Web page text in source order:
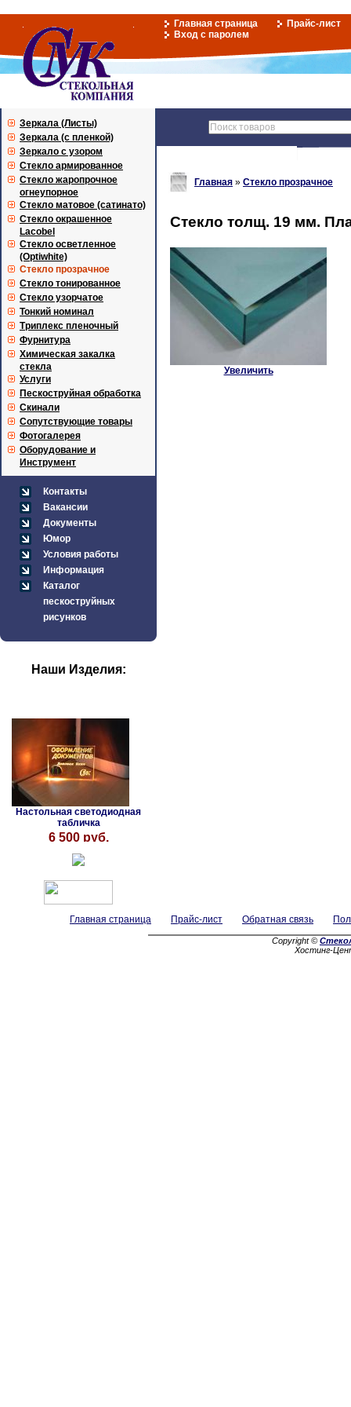
Главная страница
Прайс-лист
Вход с паролем
Зеркала (Листы)
Зеркала (с пленкой)
Зеркало с узором
Стекло армированное
Стекло жаропрочное
огнеупорное
Стекло матовое (сатинато)
Стекло окрашенное
Lacobel
Стекло осветленное
(Optiwhite)
Стекло прозрачное
Стекло тонированное
Стекло узорчатое
Тонкий номинал
Триплекс пленочный
Фурнитура
Химическая закалка
стекла
Услуги
Пескоструйная обработка
Скинали
Сопутствующие товары
Фотогалерея
Оборудование и
Инструмент
Контакты
Вакансии
Документы
Юмор
Условия работы
Информация
Каталог
пескоструйных
рисунков
Наши Изделия:
Настольная светодиодная
табличка
6 500 руб.
Главная » Стекло прозрачное
Стекло толщ. 19 мм.
Увеличить
Главная страница Прайс-лист Обратная связь
Copyright ©
Хостинг-